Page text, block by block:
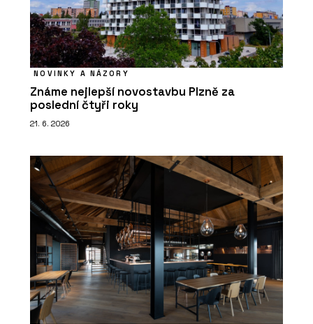
NOVINKY A NÁZORY
Známe nejlepší novostavbu Plzně za
poslední čtyři roky
21. 6. 2026